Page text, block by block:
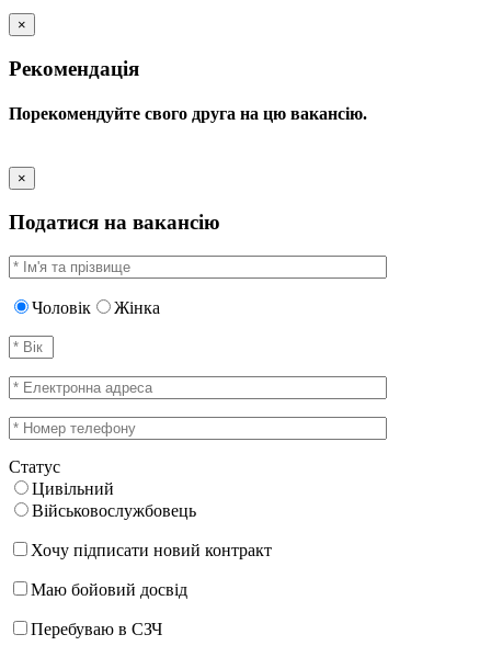
×
Рекомендація
Порекомендуйте свого друга на цю вакансію.
×
Податися на вакансію
Чоловік Жінка
Статус
Цивільний
Військовослужбовець
Хочу підписати новий контракт
Маю бойовий досвід
Перебуваю в СЗЧ